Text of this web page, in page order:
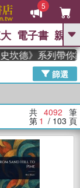
5
GO
The Odyssey 、
是一群喵 、 暑期
輝時代 、 數學女
偉大的迷走神經
電子書 親子
系列帶你踏上熱
篩選
共 4092 筆
第 1 / 103 頁